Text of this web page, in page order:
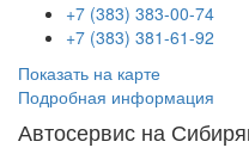
+7 (383) 383-00-74
+7 (383) 381-61-92
Показать на карте
Подробная информация
Автосервис на